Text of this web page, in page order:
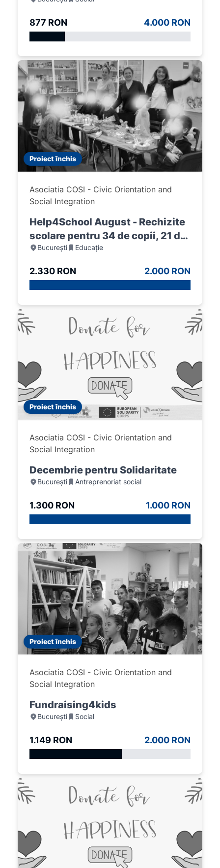
877 RON 4.000 RON
Proiect închis
Asociatia COSI - Civic Orientation and
Social Integration
Help4School August - Rechizite
scolare pentru 34 de copii, 21 de
baieti si 13 fete
București Educație
2.330 RON 2.000 RON
Proiect închis
Asociatia COSI - Civic Orientation and
Social Integration
Decembrie pentru Solidaritate
București Antreprenoriat social
1.300 RON 1.000 RON
Proiect închis
Asociatia COSI - Civic Orientation and
Social Integration
Fundraising4kids
București Social
1.149 RON 2.000 RON